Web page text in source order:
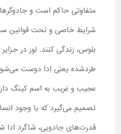
متفاوتی حاکم است و جادوگرها
شرایط خاصی و تحت قوانین
بلوس، زندگی کنند. لوز در
طردشده یعنی اِدا دوست
عجیب و غریب به اسم کینگ
تصمیم می‌گیرد که با وجود
قدرت‌های جادویی، شاگرد ادا